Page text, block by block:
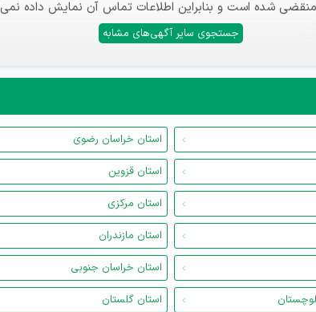
شده است و بنابراین اطلاعات تماس آن نمایش داده
جستجوی سایر آگهی‌های مشابه
استان خراسان رضوی
استان قزوین
استان مرکزی
استان مازندران
استان خراسان جنوبی
استان گلستان